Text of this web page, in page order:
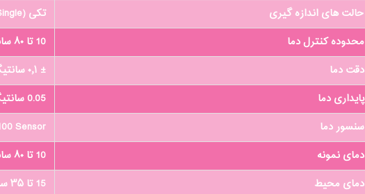
حالت های اندازه گیری
تکی (Single) و با فاصله (Interval)
محدوده کنترل دما
10 تا ۸۰ سانتیگراد
دقت دما
± ۰٫۱ سانتیگراد
پایداری دما
0.05 سانتیگراد
سنسور دما
Sensor
دمای نمونه
10 تا ۸۰ سانتیگراد
دمای محیط
15 تا ۳۵ سانتیگراد